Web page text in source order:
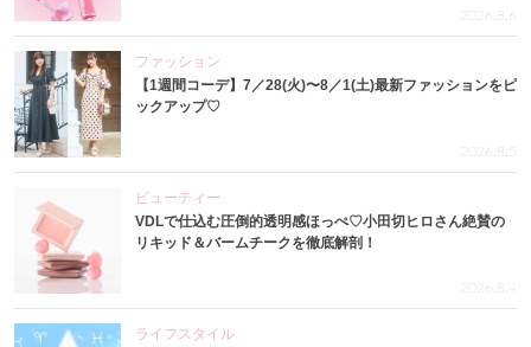
2026.8.6
ファッション
【1週間コーデ】7／28(火)〜8／1(土)最新ファッションをピ
ックアップ♡
2026.8.5
ビューティー
VDLで仕込む圧倒的透明感ほっぺ♡小田切ヒロさん絶賛の
リキッド＆バームチークを徹底解剖！
2026.8.4
ライフスタイル